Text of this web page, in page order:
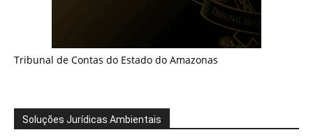
Tribunal de Contas do Estado do Amazonas
Soluções Jurídicas Ambientais